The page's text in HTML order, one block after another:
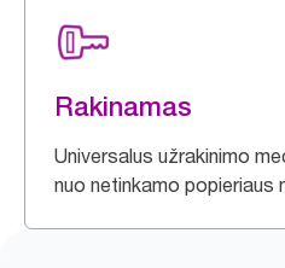
Rakinamas
Universalus užrakinimo
nuo netinkamo popieriaus